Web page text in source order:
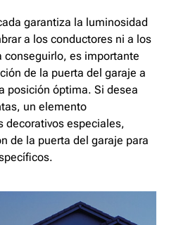
garantiza la luminosidad
a los conductores ni a los
conseguirlo, es importante
de la puerta del garaje a
posición óptima. Si desea
un elemento
decorativos especiales,
de la puerta del garaje para